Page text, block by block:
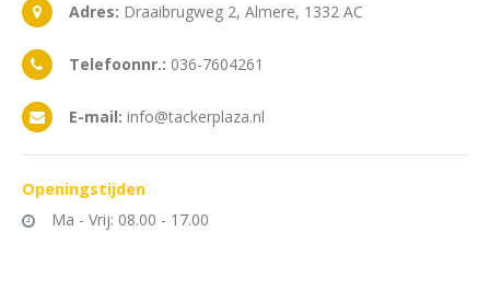
Adres: Draaibrugweg 2, Almere, 1332 AC
Telefoonnr.: 036-7604261
E-mail: info@tackerplaza.nl
Openingstijden
Ma - Vrij: 08.00 - 17.00